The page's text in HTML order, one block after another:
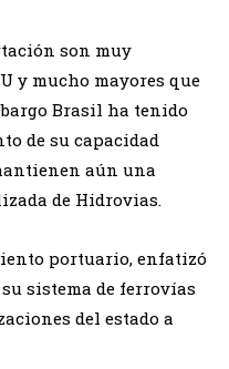
son muy
y mucho mayores que
Brasil ha tenido
de su capacidad
aún una
de Hidrovias.
portuario, enfatizó
sistema de ferrovías
del estado a